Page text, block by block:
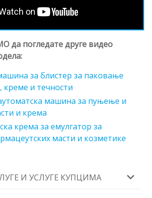
да погледате друге видео
за блистер за паковање
креме и течности
машина за пуњење и
и крема
крема за емулгатор за
масти и козметике
И УСЛУГЕ КУПЦИМА